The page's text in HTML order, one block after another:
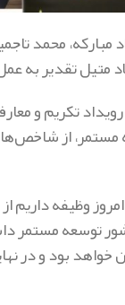
مدیرعامل فولاد
متیل تقدیر به
تکریم و
از
توسعه مستمر
خواهد بود و